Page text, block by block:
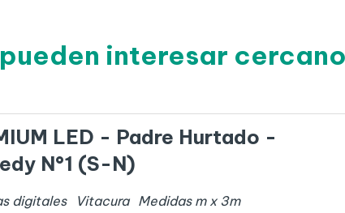
interesar
LED - Padre Hurtado -
N°1 (S-N)
digitales Vitacura Medidas m x 3m